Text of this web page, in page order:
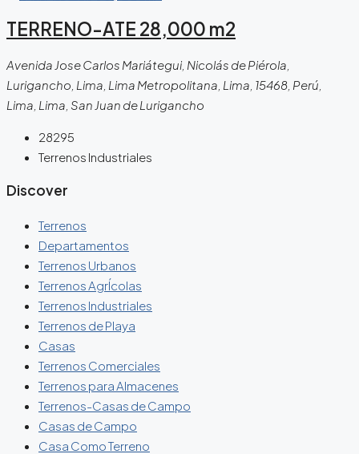
TERRENO-ATE 28,000 m2
Avenida Jose Carlos Mariátegui, Nicolás de Piérola,
Lurigancho, Lima, Lima Metropolitana, Lima, 15468, Perú,
Lima, Lima, San Juan de Lurigancho
28295
Terrenos Industriales
Discover
Terrenos
Departamentos
Terrenos Urbanos
Terrenos AgrÍcolas
Terrenos Industriales
Terrenos de Playa
Casas
Terrenos Comerciales
Terrenos para Almacenes
Terrenos-Casas de Campo
Casas de Campo
Casa Como Terreno